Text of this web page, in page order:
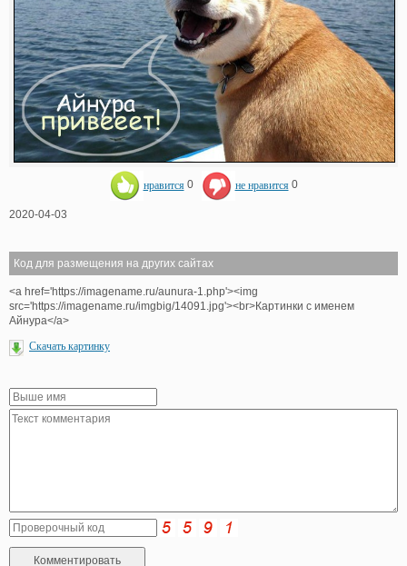
нравится 0 не нравится 0
2020-04-03
Код для размещения на других сайтах
<a href='https://imagename.ru/aunura-1.php'><img
src='https://imagename.ru/imgbig/14091.jpg'><br>Картинки с именем
Айнура</a>
Скачать картинку